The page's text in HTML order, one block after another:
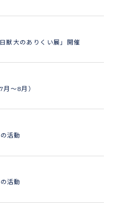
獣大のありくい展」開催
～8月）
活動
活動